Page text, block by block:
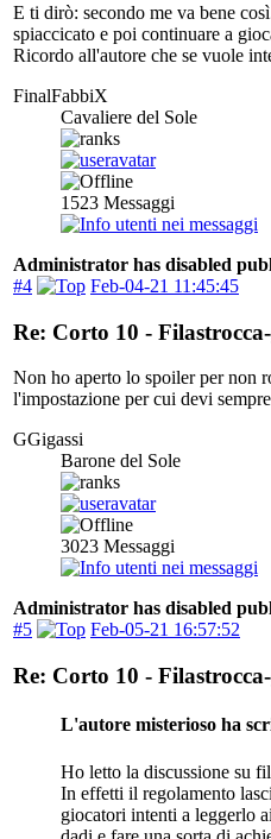
E ti dirò: secondo me va bene
spiaccicato e poi continuare a
Ricordo all'autore che se vuole
FinalFabbiX
Cavaliere del Sole
1523 Messaggi
Administrator has disabled
#4
Feb-04-21 11:45:45
Re: Corto 10 -
Non ho aperto lo spoiler per non
l'impostazione per cui devi
GGigassi
Barone del Sole
3023 Messaggi
Administrator has disabled
#5
Feb-05-21 16:57:52
Re: Corto 10 -
L'autore misterioso ha
Ho letto la discussione su
In effetti il regolamento
giocatori intenti a leggerlo